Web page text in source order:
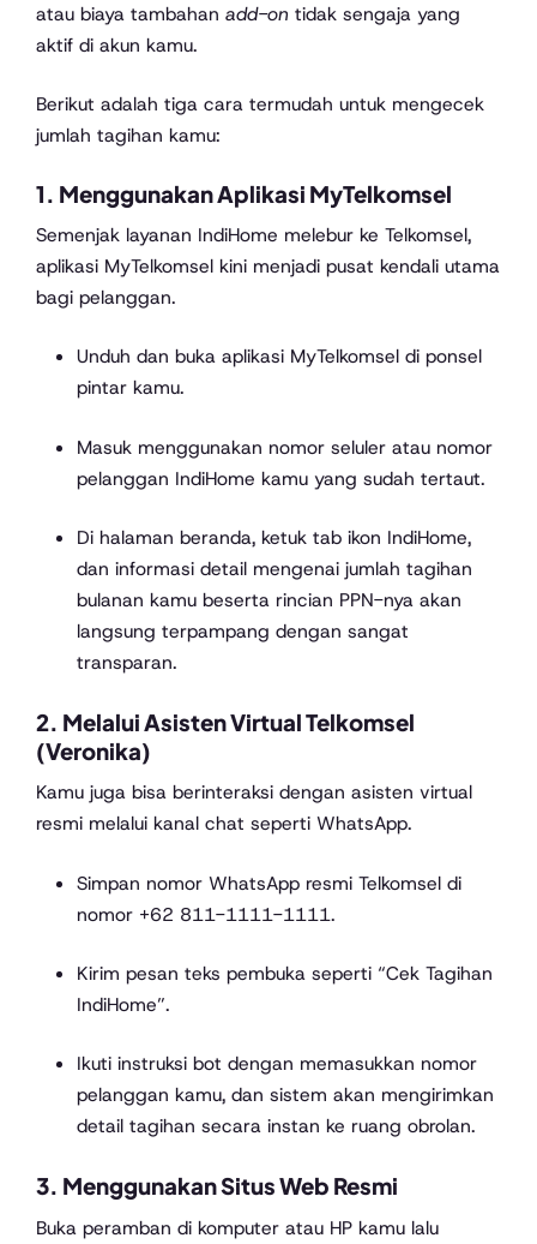
atau biaya tambahan add-on tidak sengaja yang
aktif di akun kamu.
Berikut adalah tiga cara termudah untuk mengecek
jumlah tagihan kamu:
1. Menggunakan Aplikasi MyTelkomsel
Semenjak layanan IndiHome melebur ke Telkomsel,
aplikasi MyTelkomsel kini menjadi pusat kendali utama
bagi pelanggan.
Unduh dan buka aplikasi MyTelkomsel di ponsel
pintar kamu.
Masuk menggunakan nomor seluler atau nomor
pelanggan IndiHome kamu yang sudah tertaut.
Di halaman beranda, ketuk tab ikon IndiHome,
dan informasi detail mengenai jumlah tagihan
bulanan kamu beserta rincian PPN-nya akan
langsung terpampang dengan sangat
transparan.
2. Melalui Asisten Virtual Telkomsel
(Veronika)
Kamu juga bisa berinteraksi dengan asisten virtual
resmi melalui kanal chat seperti WhatsApp.
Simpan nomor WhatsApp resmi Telkomsel di
nomor +62 811-1111-1111.
Kirim pesan teks pembuka seperti “Cek Tagihan
IndiHome”.
Ikuti instruksi bot dengan memasukkan nomor
pelanggan kamu, dan sistem akan mengirimkan
detail tagihan secara instan ke ruang obrolan.
3. Menggunakan Situs Web Resmi
Buka peramban di komputer atau HP kamu lalu